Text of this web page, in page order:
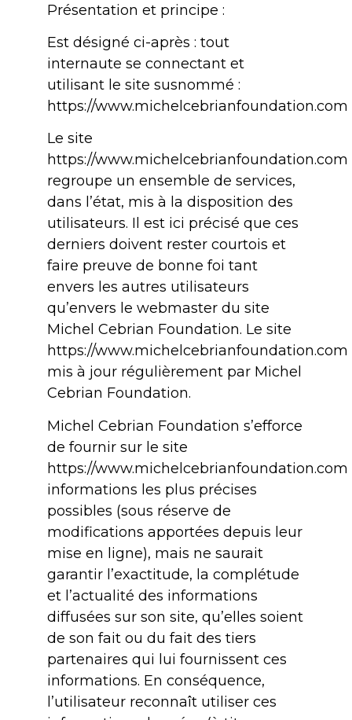
Présentation et principe :
Est désigné ci-après : tout
internaute se connectant et
utilisant le site susnommé :
https://www.michelcebrianfoundation.com
Le site
https://www.michelcebrianfoundation.com
regroupe un ensemble de services,
dans l’état, mis à la disposition des
utilisateurs. Il est ici précisé que ces
derniers doivent rester courtois et
faire preuve de bonne foi tant
envers les autres utilisateurs
qu’envers le webmaster du site
Michel Cebrian Foundation. Le site
https://www.michelcebrianfoundation.com
mis à jour régulièrement par Michel
Cebrian Foundation.
Michel Cebrian Foundation s’efforce
de fournir sur le site
https://www.michelcebrianfoundation.com
informations les plus précises
possibles (sous réserve de
modifications apportées depuis leur
mise en ligne), mais ne saurait
garantir l’exactitude, la complétude
et l’actualité des informations
diffusées sur son site, qu’elles soient
de son fait ou du fait des tiers
partenaires qui lui fournissent ces
informations. En conséquence,
l’utilisateur reconnaît utiliser ces